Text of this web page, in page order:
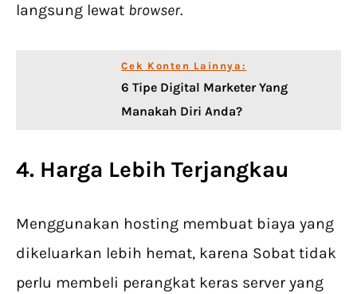
langsung lewat browser.
Cek Konten Lainnya:
6 Tipe Digital Marketer Yang
Manakah Diri Anda?
4. Harga Lebih Terjangkau
Menggunakan hosting membuat biaya yang
dikeluarkan lebih hemat, karena Sobat tidak
perlu membeli perangkat keras server yang